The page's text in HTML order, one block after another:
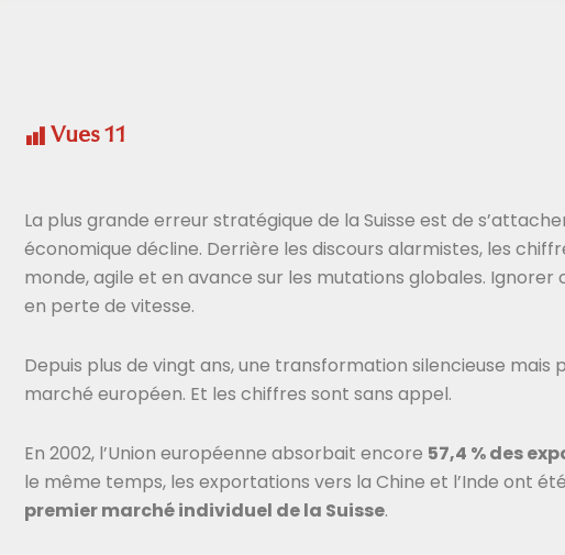
Vues11
La plus grande erreur stratégique de la Suisse est de
économique décline. Derrière les discours alarmistes, les
monde, agile et en avance sur les mutations globales.
en perte de vitesse.
Depuis plus de vingt ans, une transformation silencieuse mais
marché européen. Et les chiffres sont sans appel.
En 2002, l’Union européenne absorbait encore 57,4 % des
le même temps, les exportations vers la Chine et l’Inde ont
premier marché individuel de la Suisse.